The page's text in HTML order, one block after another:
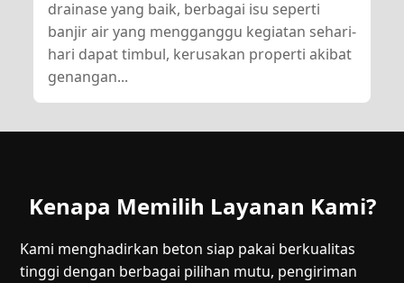
drainase yang baik, berbagai isu seperti
banjir air yang mengganggu kegiatan sehari-
hari dapat timbul, kerusakan properti akibat
genangan...
Kenapa Memilih Layanan Kami?
Kami menghadirkan beton siap pakai berkualitas
tinggi dengan berbagai pilihan mutu, pengiriman